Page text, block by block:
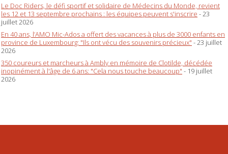
Le Doc Riders, le défi sportif et solidaire de Médecins du Monde, revient
les 12 et 13 septembre prochains : les équipes peuvent s'inscrire - 23
juillet 2026
En 40 ans, l’AMO Mic-Ados a offert des vacances à plus de 3000 enfants en
province de Luxembourg: "Ils ont vécu des souvenirs précieux" - 23 juillet
2026
350 coureurs et marcheurs à Ambly en mémoire de Clotilde, décédée
inopinément à l'âge de 6 ans: "Cela nous touche beaucoup" - 19 juillet
2026